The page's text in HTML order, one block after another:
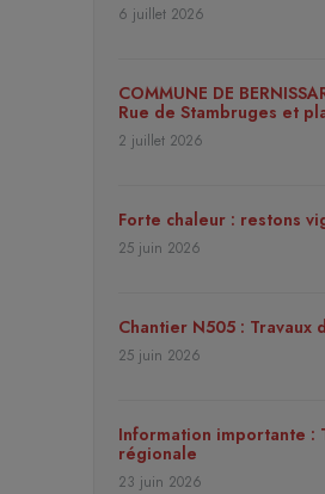
6 juillet 2026
COMMUNE DE
Rue de Stambruges et
2 juillet 2026
Forte chaleur : restons
25 juin 2026
Chantier N505 :
25 juin 2026
Information importante :
régionale
23 juin 2026